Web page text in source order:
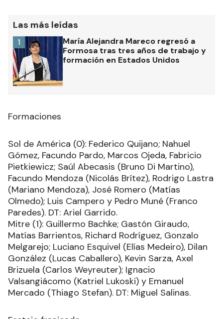
Las más leídas
María Alejandra Mareco regresó a
Formosa tras tres años de trabajo y
formación en Estados Unidos
1
Formaciones
Sol de América (0): Federico Quijano; Nahuel
Gómez, Facundo Pardo, Marcos Ojeda, Fabricio
Pietkiewicz; Saúl Abecasis (Bruno Di Martino),
Facundo Mendoza (Nicolás Brítez), Rodrigo Lastra
(Mariano Mendoza), José Romero (Matías
Olmedo); Luis Campero y Pedro Muné (Franco
Paredes). DT: Ariel Garrido.
Mitre (1): Guillermo Bachke; Gastón Giraudo,
Matías Barrientos, Richard Rodríguez, Gonzalo
Melgarejo; Luciano Esquivel (Elías Medeiro), Dilan
González (Lucas Caballero), Kevin Sarza, Axel
Brizuela (Carlos Weyreuter); Ignacio
Valsangiácomo (Katriel Lukoski) y Emanuel
Mercado (Thiago Stefan). DT: Miguel Salinas.